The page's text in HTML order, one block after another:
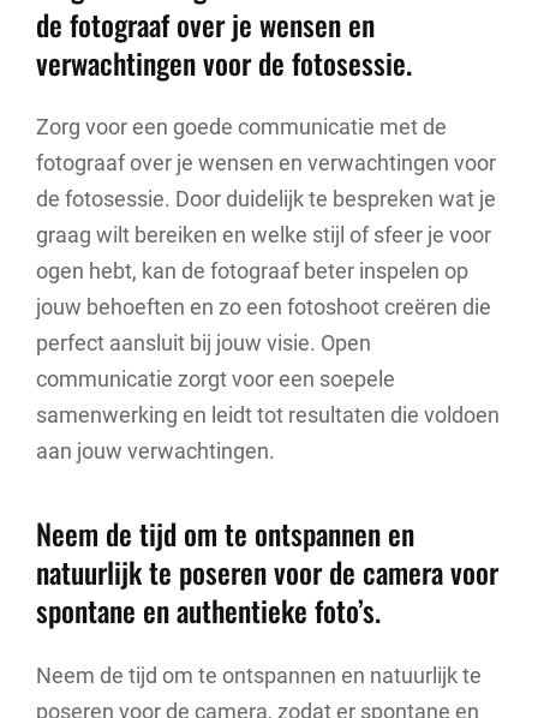
de fotograaf over je wensen en
verwachtingen voor de fotosessie.
Zorg voor een goede communicatie met de
fotograaf over je wensen en verwachtingen voor
de fotosessie. Door duidelijk te bespreken wat je
graag wilt bereiken en welke stijl of sfeer je voor
ogen hebt, kan de fotograaf beter inspelen op
jouw behoeften en zo een fotoshoot creëren die
perfect aansluit bij jouw visie. Open
communicatie zorgt voor een soepele
samenwerking en leidt tot resultaten die voldoen
aan jouw verwachtingen.
Neem de tijd om te ontspannen en
natuurlijk te poseren voor de camera voor
spontane en authentieke foto’s.
Neem de tijd om te ontspannen en natuurlijk te
poseren voor de camera, zodat er spontane en